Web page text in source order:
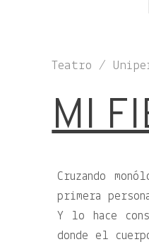
Teatro /
MI
Cruzando
primera
Y lo hace
donde el